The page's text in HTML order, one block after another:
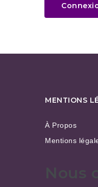
MENTIONS
À Propos
Mentions
Nous